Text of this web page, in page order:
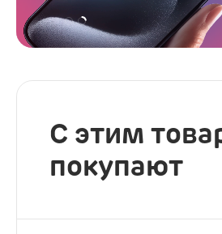
С этим
покупают